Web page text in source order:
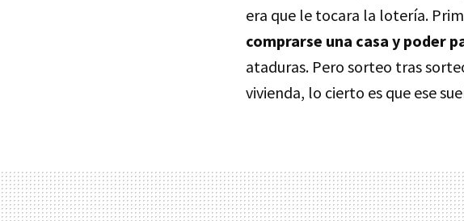
era que le tocara la lotería.
comprarse una casa y poder
ataduras. Pero sorteo tras
vivienda, lo cierto es que ese